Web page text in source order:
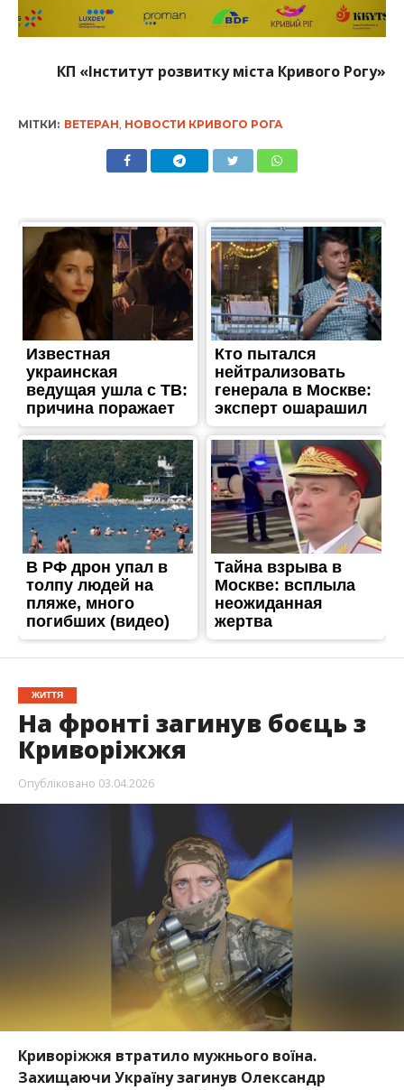
КП «Інститут розвитку міста Кривого Рогу»
МІТКИ: ВЕТЕРАН НОВОСТИ КРИВОГО РОГА
ЖИТТЯ
На фронті загинув боєць з
Криворіжжя
Опубліковано 03.04.2026
Криворіжжя втратило мужнього воїна.
Захищаючи Україну загинув Олександр